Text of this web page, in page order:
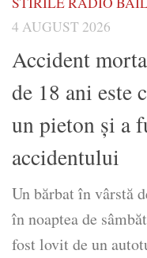
4 AUGUST 2026
Accident
de 18 ani este
un pieton și a
accidentului
Un bărbat în vârstă
în noaptea de
fost lovit de un